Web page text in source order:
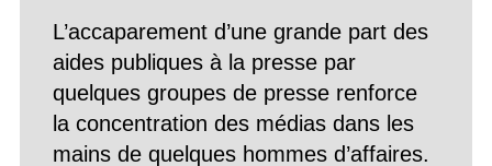
L’accaparement d’une grande part des
aides publiques à la presse par
quelques groupes de presse renforce
la concentration des médias dans les
mains de quelques hommes d’affaires.